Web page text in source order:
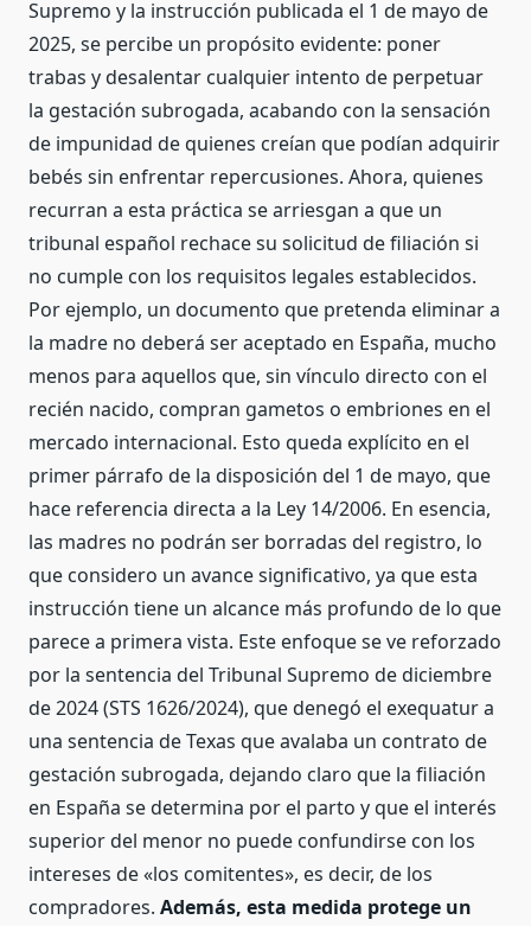
Supremo y la instrucción publicada el 1 de mayo de
2025, se percibe un propósito evidente: poner
trabas y desalentar cualquier intento de perpetuar
la gestación subrogada, acabando con la sensación
de impunidad de quienes creían que podían adquirir
bebés sin enfrentar repercusiones. Ahora, quienes
recurran a esta práctica se arriesgan a que un
tribunal español rechace su solicitud de filiación si
no cumple con los requisitos legales establecidos.
Por ejemplo, un documento que pretenda eliminar a
la madre no deberá ser aceptado en España, mucho
menos para aquellos que, sin vínculo directo con el
recién nacido, compran gametos o embriones en el
mercado internacional. Esto queda explícito en el
primer párrafo de la disposición del 1 de mayo, que
hace referencia directa a la Ley 14/2006. En esencia,
las madres no podrán ser borradas del registro, lo
que considero un avance significativo, ya que esta
instrucción tiene un alcance más profundo de lo que
parece a primera vista. Este enfoque se ve reforzado
por la sentencia del Tribunal Supremo de diciembre
de 2024 (STS 1626/2024), que denegó el exequatur a
una sentencia de Texas que avalaba un contrato de
gestación subrogada, dejando claro que la filiación
en España se determina por el parto y que el interés
superior del menor no puede confundirse con los
intereses de «los comitentes», es decir, de los
compradores. Además, esta medida protege un